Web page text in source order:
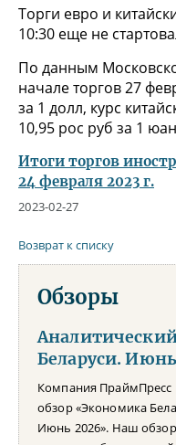
Торги евро и
10:30 еще не
По данным
начале торгов 27
за 1 долл, курс
10,95 рос руб за 1
Итоги торгов
24 февраля 2023 г.
2023-02-27
Возврат к списку
Обзоры
Беларуси.
Компания ПраймПресс
обзор «Экономика
Июнь 2026». Наш